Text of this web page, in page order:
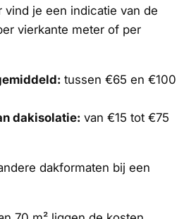
vind je een indicatie van de
vierkante meter of per
tussen €65 en €100
dakisolatie: van €15 tot €75
dakformaten bij een